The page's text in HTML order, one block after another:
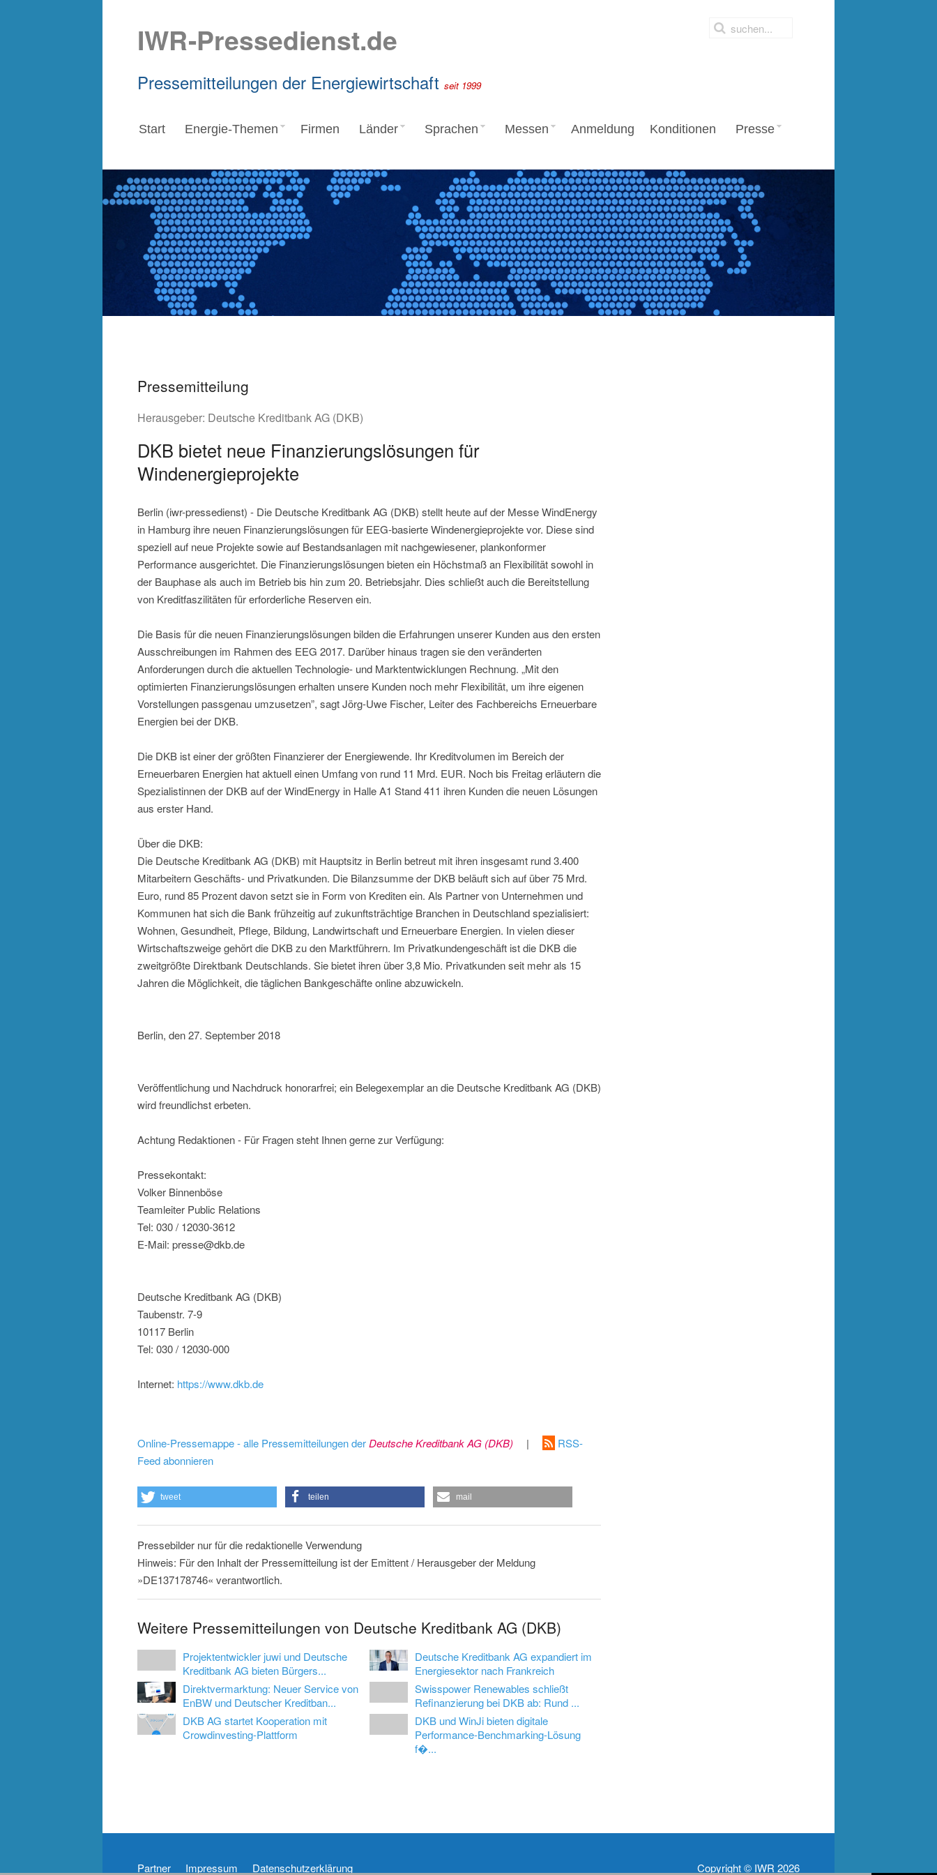
IWR-Pressedienst.de
Pressemitteilungen der Energiewirtschaft seit 1999
Start Energie-Themen Firmen Länder Sprachen Messen Anmeldung Konditionen Presse
Pressemitteilung
Herausgeber: Deutsche Kreditbank AG (DKB)
DKB bietet neue Finanzierungslösungen für
Windenergieprojekte
Berlin (iwr-pressedienst) - Die Deutsche Kreditbank AG (DKB) stellt heute auf der Messe WindEnergy
in Hamburg ihre neuen Finanzierungslösungen für EEG-basierte Windenergieprojekte vor. Diese sind
speziell auf neue Projekte sowie auf Bestandsanlagen mit nachgewiesener, plankonformer
Performance ausgerichtet. Die Finanzierungslösungen bieten ein Höchstmaß an Flexibilität sowohl in
der Bauphase als auch im Betrieb bis hin zum 20. Betriebsjahr. Dies schließt auch die Bereitstellung
von Kreditfaszilitäten für erforderliche Reserven ein.
Die Basis für die neuen Finanzierungslösungen bilden die Erfahrungen unserer Kunden aus den ersten
Ausschreibungen im Rahmen des EEG 2017. Darüber hinaus tragen sie den veränderten
Anforderungen durch die aktuellen Technologie- und Marktentwicklungen Rechnung. „Mit den
optimierten Finanzierungslösungen erhalten unsere Kunden noch mehr Flexibilität, um ihre eigenen
Vorstellungen passgenau umzusetzen”, sagt Jörg-Uwe Fischer, Leiter des Fachbereichs Erneuerbare
Energien bei der DKB.
Die DKB ist einer der größten Finanzierer der Energiewende. Ihr Kreditvolumen im Bereich der
Erneuerbaren Energien hat aktuell einen Umfang von rund 11 Mrd. EUR. Noch bis Freitag erläutern die
Spezialistinnen der DKB auf der WindEnergy in Halle A1 Stand 411 ihren Kunden die neuen Lösungen
aus erster Hand.
Über die DKB:
Die Deutsche Kreditbank AG (DKB) mit Hauptsitz in Berlin betreut mit ihren insgesamt rund 3.400
Mitarbeitern Geschäfts- und Privatkunden. Die Bilanzsumme der DKB beläuft sich auf über 75 Mrd.
Euro, rund 85 Prozent davon setzt sie in Form von Krediten ein. Als Partner von Unternehmen und
Kommunen hat sich die Bank frühzeitig auf zukunftsträchtige Branchen in Deutschland spezialisiert:
Wohnen, Gesundheit, Pflege, Bildung, Landwirtschaft und Erneuerbare Energien. In vielen dieser
Wirtschaftszweige gehört die DKB zu den Marktführern. Im Privatkundengeschäft ist die DKB die
zweitgrößte Direktbank Deutschlands. Sie bietet ihren über 3,8 Mio. Privatkunden seit mehr als 15
Jahren die Möglichkeit, die täglichen Bankgeschäfte online abzuwickeln.
Berlin, den 27. September 2018
Veröffentlichung und Nachdruck honorarfrei; ein Belegexemplar an die Deutsche Kreditbank AG (DKB)
wird freundlichst erbeten.
Achtung Redaktionen - Für Fragen steht Ihnen gerne zur Verfügung:
Pressekontakt:
Volker Binnenböse
Teamleiter Public Relations
Tel: 030 / 12030-3612
E-Mail: presse@dkb.de
Deutsche Kreditbank AG (DKB)
Taubenstr. 7-9
10117 Berlin
Tel: 030 / 12030-000
Internet: https://www.dkb.de
Online-Pressemappe - alle Pressemitteilungen derDeutsche Kreditbank AG (DKB) |
RSS-
Feed abonnieren
tweet teilen mail
Pressebilder nur für die redaktionelle Verwendung
Hinweis: Für den Inhalt der Pressemitteilung ist der Emittent / Herausgeber der Meldung
»DE137178746« verantwortlich.
Weitere Pressemitteilungen von Deutsche Kreditbank AG (DKB)
Projektentwickler juwi und Deutsche
Kreditbank AG bieten Bürgers...
Deutsche Kreditbank AG expandiert im
Energiesektor nach Frankreich
Direktvermarktung: Neuer Service von
EnBW und Deutscher Kreditban...
Swisspower Renewables schließt
Refinanzierung bei DKB ab: Rund ...
DKB AG startet Kooperation mit
Crowdinvesting-Plattform
DKB und WinJi bieten digitale
Performance-Benchmarking-Lösung
f�...
Partner Impressum Datenschutzerklärung Copyright © IWR 2026